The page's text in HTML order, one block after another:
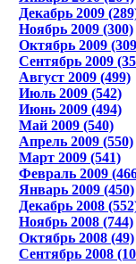
Декабрь 2009
Ноябрь 2009 (300)
Октябрь 2009
Сентябрь 2009
Август 2009 (499)
Июль 2009 (542)
Июнь 2009 (494)
Май 2009 (540)
Апрель 2009 (550)
Март 2009 (541)
Февраль 2009
Январь 2009 (450)
Декабрь 2008
Ноябрь 2008 (744)
Октябрь 2008 (49)
Сентябрь 2008